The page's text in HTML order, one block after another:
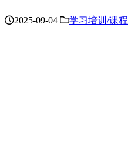
2025-09-04 学习培训/课程